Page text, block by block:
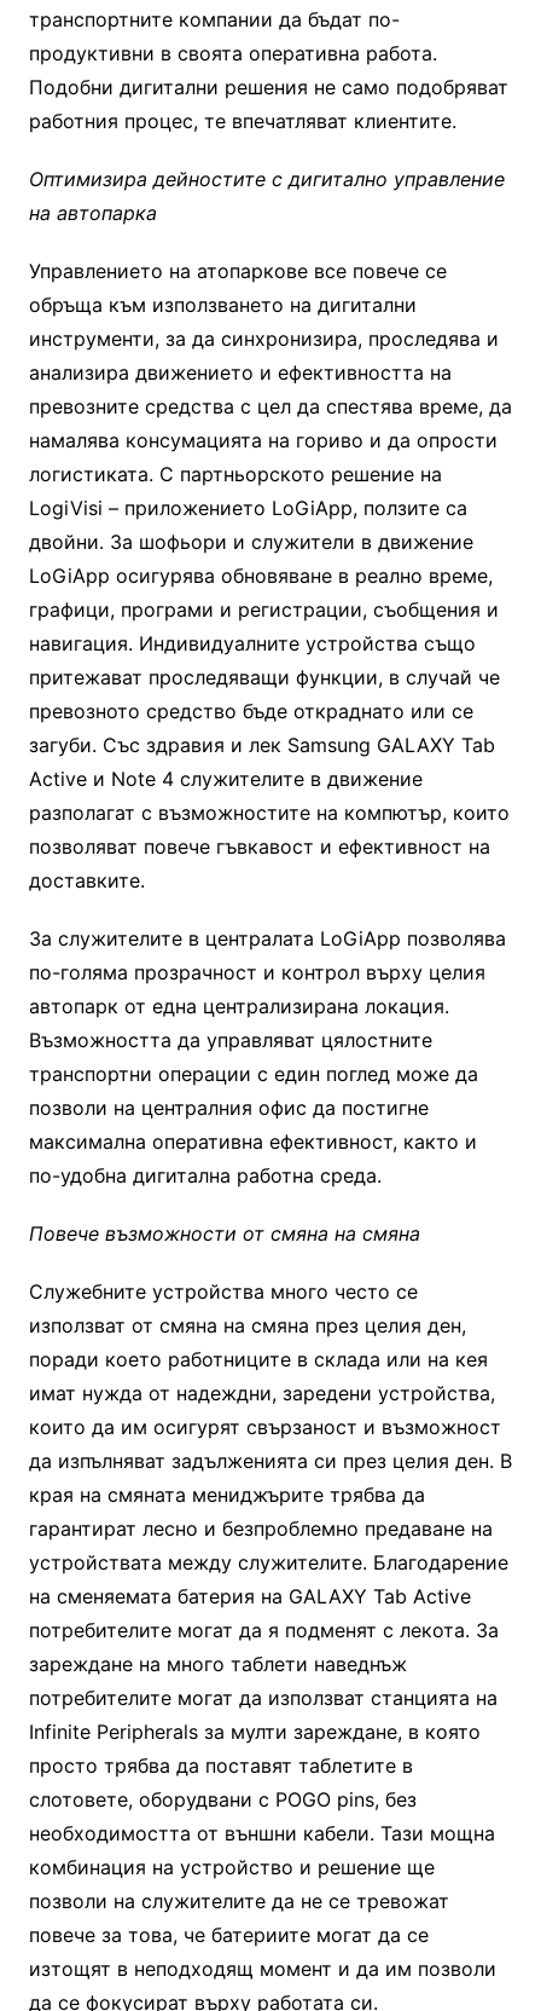
транспортните компании да бъдат по-
продуктивни в своята оперативна работа.
Подобни дигитални решения не само подобряват
работния процес, те впечатляват клиентите.
Оптимизира дейностите с дигитално управление
на автопарка
Управлението на атопаркове все повече се
обръща към използването на дигитални
инструменти, за да синхронизира, проследява и
анализира движението и ефективността на
превозните средства с цел да спестява време, да
намалява консумацията на гориво и да опрости
логистиката. С партньорското решение на
LogiVisi – приложението LoGiApp, ползите са
двойни. За шофьори и служители в движение
LoGiApp осигурява обновяване в реално време,
графици, програми и регистрации, съобщения и
навигация. Индивидуалните устройства също
притежават проследяващи функции, в случай че
превозното средство бъде откраднато или се
загуби. Със здравия и лек Samsung GALAXY Tab
Active и Note 4 служителите в движение
разполагат с възможностите на компютър, които
позволяват повече гъвкавост и ефективност на
доставките.
За служителите в централата LoGiApp позволява
по-голяма прозрачност и контрол върху целия
автопарк от една централизирана локация.
Възможността да управляват цялостните
транспортни операции с един поглед може да
позволи на централния офис да постигне
максимална оперативна ефективност, както и
по-удобна дигитална работна среда.
Повече възможности от смяна на смяна
Служебните устройства много често се
използват от смяна на смяна през целия ден,
поради което работниците в склада или на кея
имат нужда от надеждни, заредени устройства,
които да им осигурят свързаност и възможност
да изпълняват задълженията си през целия ден. В
края на смяната мениджърите трябва да
гарантират лесно и безпроблемно предаване на
устройствата между служителите. Благодарение
на сменяемата батерия на GALAXY Tab Active
потребителите могат да я подменят с лекота. За
зареждане на много таблети наведнъж
потребителите могат да използват станцията на
Infinite Peripherals за мулти зареждане, в която
просто трябва да поставят таблетите в
слотовете, оборудвани с POGO pins, без
необходимостта от външни кабели. Тази мощна
комбинация на устройство и решение ще
позволи на служителите да не се тревожат
повече за това, че батериите могат да се
изтощят в неподходящ момент и да им позволи
да се фокусират върху работата си.